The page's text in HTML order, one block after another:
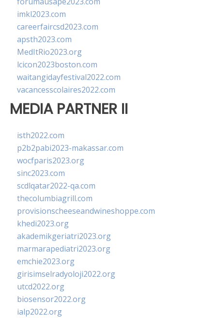
imkl2023.com
careerfaircsd2023.com
apsth2023.com
MedItRio2023.org
lcicon2023boston.com
waitangidayfestival2022.com
vacancesscolaires2022.com
MEDIA PARTNER II
isth2022.com
p2b2pabi2023-makassar.com
wocfparis2023.org
sinc2023.com
scdlqatar2022-qa.com
thecolumbiagrill.com
provisionscheeseandwineshoppe.com
khedi2023.org
akademikgeriatri2023.org
marmarapediatri2023.org
emchie2023.org
girisimselradyoloji2022.org
utcd2022.org
biosensor2022.org
ialp2022.org